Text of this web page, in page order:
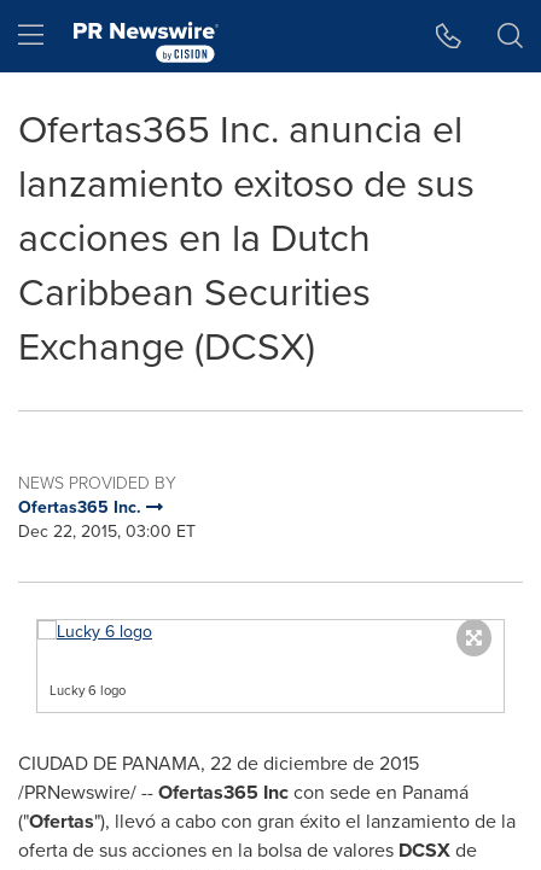
Hamburger menu
Ofertas365 Inc. anuncia el
lanzamiento exitoso de sus
acciones en la Dutch
Caribbean Securities
Exchange (DCSX)
NEWS PROVIDED BY
Ofertas365 Inc.
Dec 22, 2015, 03:00 ET
Lucky 6 logo
CIUDAD DE PANAMA, 22 de diciembre de 2015
/PRNewswire/ --Ofertas365 Inccon sede en Panamá
("Ofertas"), llevó a cabo con gran éxito el lanzamiento de la
oferta de sus acciones en la bolsa de valores DCSXde